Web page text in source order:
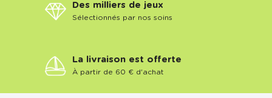
Des milliers de jeux
Sélectionnés par nos soins
La livraison est offerte
À partir de 60 € d'achat